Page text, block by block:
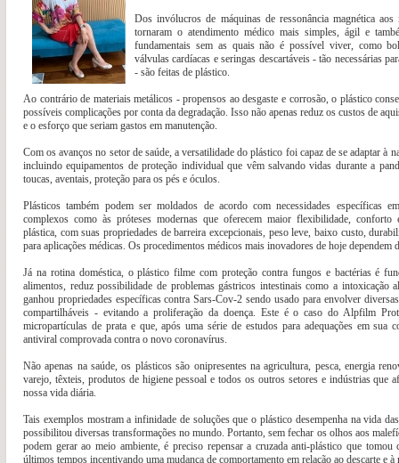
Dos invólucros de máquinas de ressonância magnética
tornaram o atendimento médico mais simples, ágil e
fundamentais sem as quais não é possível viver, como
válvulas cardíacas e seringas descartáveis - tão necessárias
- são feitas de plástico.
Ao contrário de materiais metálicos - propensos ao desgaste e corrosão, o plástico
possíveis complicações por conta da degradação. Isso não apenas reduz os custos de
e o esforço que seriam gastos em manutenção.
Com os avanços no setor de saúde, a versatilidade do plástico foi capaz de se adaptar à
incluindo equipamentos de proteção individual que vêm salvando vidas durante a
toucas, aventais, proteção para os pés e óculos.
Plásticos também podem ser moldados de acordo com necessidades específicas
complexos como às próteses modernas que oferecem maior flexibilidade, conforto
plástica, com suas propriedades de barreira excepcionais, peso leve, baixo custo,
para aplicações médicas. Os procedimentos médicos mais inovadores de hoje dependem
Já na rotina doméstica, o plástico filme com proteção contra fungos e bactérias é
alimentos, reduz possibilidade de problemas gástricos intestinais como a intoxicação
ganhou propriedades específicas contra Sars-Cov-2 sendo usado para envolver
compartilháveis - evitando a proliferação da doença. Este é o caso do Alpfilm
micropartículas de prata e que, após uma série de estudos para adequações em sua
antiviral comprovada contra o novo coronavírus.
Não apenas na saúde, os plásticos são onipresentes na agricultura, pesca, energia
varejo, têxteis, produtos de higiene pessoal e todos os outros setores e indústrias que
nossa vida diária.
Tais exemplos mostram a infinidade de soluções que o plástico desempenha na vida
possibilitou diversas transformações no mundo. Portanto, sem fechar os olhos aos
podem gerar ao meio ambiente, é preciso repensar a cruzada anti-plástico que tomou
últimos tempos incentivando uma mudança de comportamento em relação ao descarte e à